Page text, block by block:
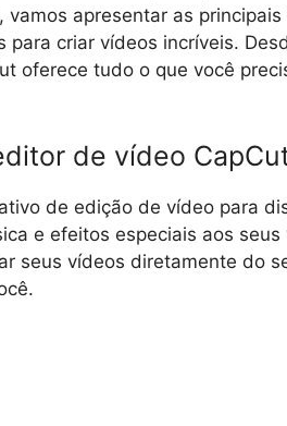
vamos apresentar as
para criar vídeos incríveis.
oferece tudo o que você
de vídeo
de edição de vídeo para
e efeitos especiais aos
seus vídeos diretamente do